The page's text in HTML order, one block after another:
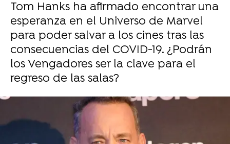
Tom Hanks ha afirmado encontrar una
esperanza en el Universo de Marvel
para poder salvar a los cines tras las
consecuencias del COVID-19. ¿Podrán
los Vengadores ser la clave para el
regreso de las salas?
-